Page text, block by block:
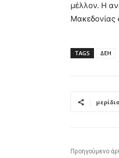
μέλλον. Η
Μακεδονίας
TAGS ΔΕΗ
μερίδιο
Προηγούμενο